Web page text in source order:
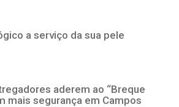
a serviço da sua pele
aderem ao “Breque
mais segurança em Campos